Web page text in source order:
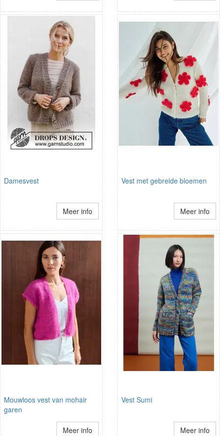
Damesvest
Meer info
Vest met gebreide bloemen
Meer info
Mouwloos vest van mohair
garen
Meer info
Vest Sumi
Meer info